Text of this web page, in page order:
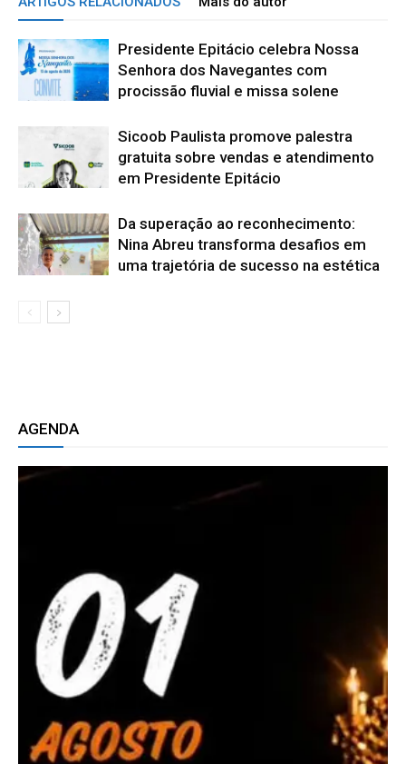
Presidente Epitácio celebra Nossa
Senhora dos Navegantes com
procissão fluvial e missa solene
Sicoob Paulista promove palestra
gratuita sobre vendas e atendimento
em Presidente Epitácio
Da superação ao reconhecimento:
Nina Abreu transforma desafios em
uma trajetória de sucesso na estética
AGENDA